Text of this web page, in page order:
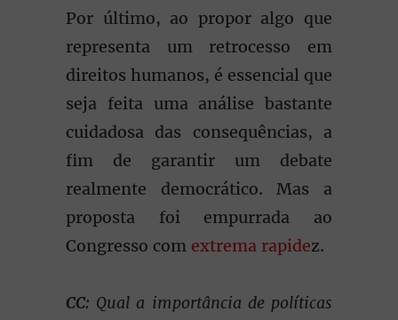
Por último, ao propor algo que
representa um retrocesso em
direitos humanos, é essencial que
seja feita uma análise bastante
cuidadosa das consequências, a
fim de garantir um debate
realmente democrático. Mas a
proposta foi empurrada ao
Congresso com extrema rapidez.
CC: Qual a importância de políticas